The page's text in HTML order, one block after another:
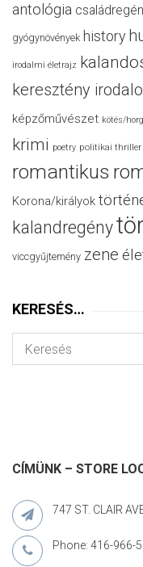
antológia
gyógynövények history
irodalmi életrajz
keresztény
képzőművészet kötés/
krimi poetry politikai thriller
romantikus
Korona/királyok
kalandregény
viccgyűjtemény zene
KERESÉS…
CÍMÜNK – STORE
747 ST. CLAIR
Phone: 416-966-